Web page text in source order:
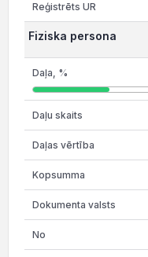
Fiziska persona